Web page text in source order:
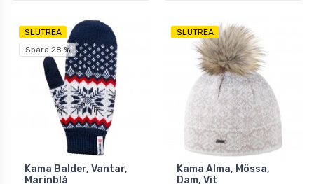
SLUTREA
Spara 28 %
Kama Balder, Vantar,
Marinblå
SLUTREA
Kama Alma, Mössa,
Dam, Vit